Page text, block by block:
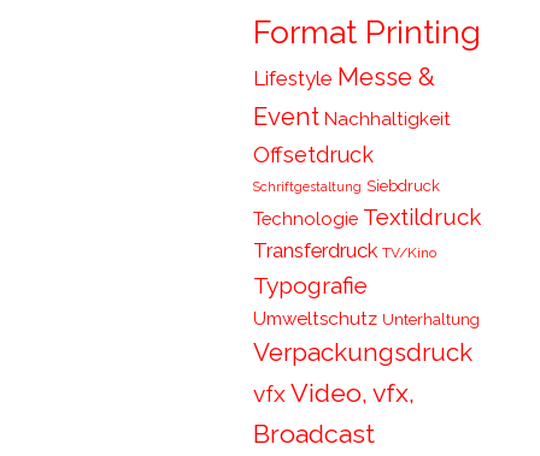
Format Printing
Lifestyle Messe &
Event Nachhaltigkeit
Offsetdruck
Schriftgestaltung Siebdruck
Technologie Textildruck
Transferdruck TV/Kino
Typografie
Umweltschutz Unterhaltung
Verpackungsdruck
vfxVideo, vfx,
Broadcast